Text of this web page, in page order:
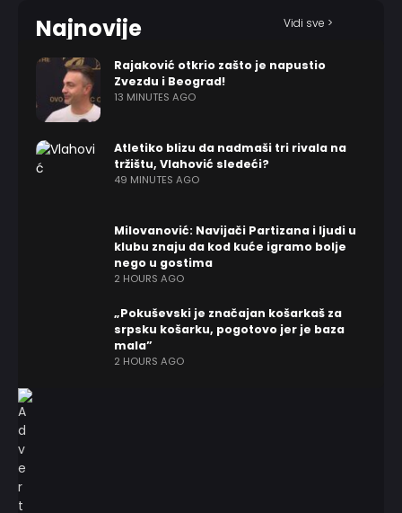
Najnovije Vidi sve >
Rajaković otkrio zašto je napustio
Zvezdu i Beograd!
13 MINUTES AGO
Atletiko blizu da nadmaši tri rivala na
tržištu, Vlahović sledeći?
49 MINUTES AGO
Milovanović: Navijači Partizana i ljudi u
klubu znaju da kod kuće igramo bolje
nego u gostima
2 HOURS AGO
„Pokuševski je značajan košarkaš za
srpsku košarku, pogotovo jer je baza
mala”
2 HOURS AGO